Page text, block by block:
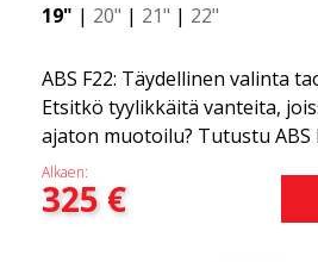
19" | 20" | 21" | 22"
ABS F22: Täydellinen valinta
Etsitkö tyylikkäitä vanteita,
ajaton muotoilu? Tutustu ABS
on uusi lisäys ABS Luxury
Tämän vanteen suuri etu on
painonvähennys. Kaikkien
Alkaen:
325€